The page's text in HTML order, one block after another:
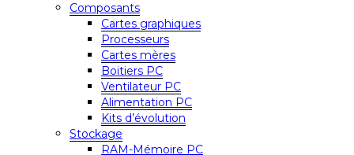
Composants
Cartes graphiques
Processeurs
Cartes mères
Boitiers PC
Ventilateur PC
Alimentation PC
Kits d’évolution
Stockage
RAM-Mémoire PC